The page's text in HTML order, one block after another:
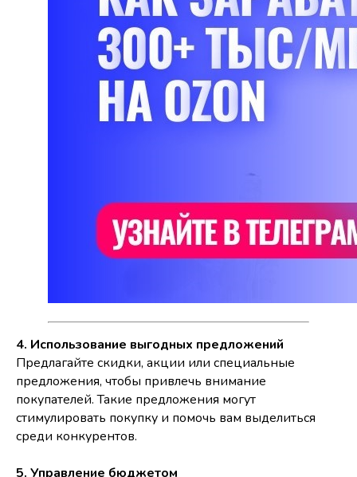
4. Использование выгодных предложений
Предлагайте скидки, акции или специальные
предложения, чтобы привлечь внимание
покупателей. Такие предложения могут
стимулировать покупку и помочь вам выделиться
среди конкурентов.
5. Управление бюджетом